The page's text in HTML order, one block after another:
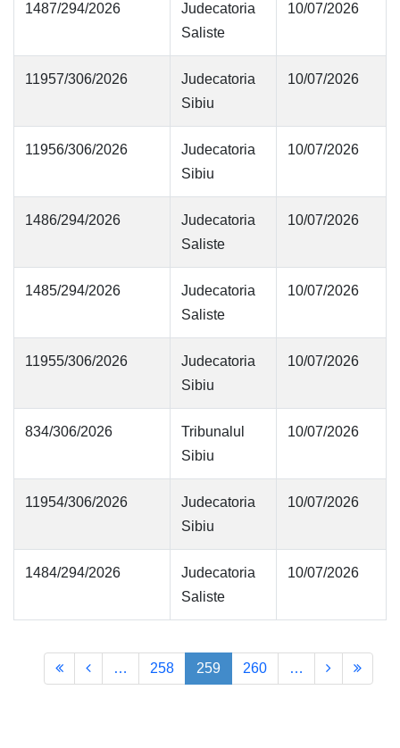
1487/294/2026
Judecatoria
Saliste
10/07/2026
11957/306/2026
Judecatoria
Sibiu
10/07/2026
11956/306/2026
Judecatoria
Sibiu
10/07/2026
1486/294/2026
Judecatoria
Saliste
10/07/2026
1485/294/2026
Judecatoria
Saliste
10/07/2026
11955/306/2026
Judecatoria
Sibiu
10/07/2026
834/306/2026
Tribunalul
Sibiu
10/07/2026
11954/306/2026
Judecatoria
Sibiu
10/07/2026
1484/294/2026
Judecatoria
Saliste
10/07/2026
… 258 259 260 …